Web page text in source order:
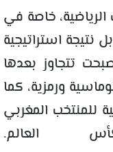
خاصة في
نتيجة استراتيجية
تتجاوز بعدها
ورمزية، كما
للمنتخب المغربي
العالم.